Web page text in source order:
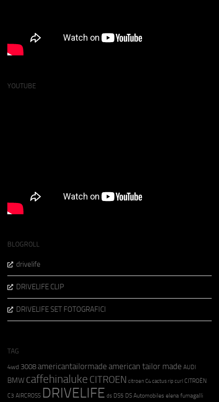
YOUTUBE
BLOGROLL
drivelife
DRIVELIFE CLIP
DRIVELIFE SET FOTOGRAFICI
TAG
4wd 3008americantailormade american tailor made AUDI
BMW caffehinaluke CITROEN citroen C4 cactus rip curl CITROËN
C3 AIRCROSS DRIVELIFE ds DS5 DS Automobiles elena fumagalli